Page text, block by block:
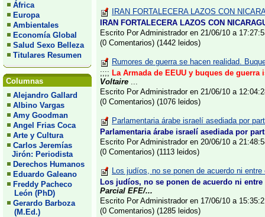
África
Europa
Ambientales
Economía Global
Salud Sexo Belleza
Titulares Resumen
Columnas
Alejandro Gallard
Albino Vargas
Amy Goodman
Angel Frias Coca
Arte y Cultura
Carlos Jeremías
Jirón: Periodista
Derechos Humanos
Eduardo Galeano
Freddy Pacheco
León (PhD)
Gerardo Barboza
(M.Ed.)
IRAN FORTALECERA LAZOS CON
IRAN FORTALECERA LAZOS CON
Escrito Por Administrador en 21/06/10 a
(0 Comentarios) (1442 leidos)
Rumores de guerra se hacen realidad.
;;;; La Armada de EEUU y buques de
Voltaire ...
Escrito Por Administrador en 21/06/10 a
(0 Comentarios) (1076 leidos)
Parlamentaria árabe israelí asediada por
Parlamentaria árabe israelí asediada por
Escrito Por Administrador en 20/06/10 a
(0 Comentarios) (1113 leidos)
Los judíos, no se ponen de acuerdo ni
Los judíos, no se ponen de acuerdo ni
Parcial EFE/...
Escrito Por Administrador en 17/06/10 a
(0 Comentarios) (1285 leidos)